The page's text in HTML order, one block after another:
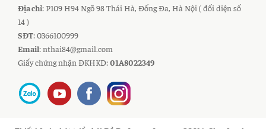
Địa chỉ: P109 H94 Ngõ 98 Thái Hà, Đống Đa, Hà Nội ( đối diện số
14 )
SĐT: 0366100999
Email: nthai84@gmail.com
Giấy chứng nhận ĐKHKD:01A8022349